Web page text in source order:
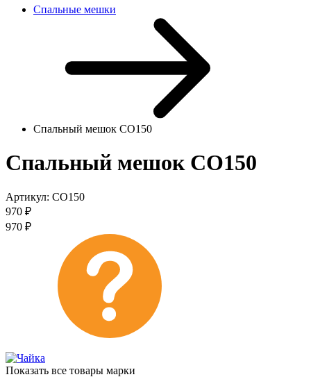
Спальные мешки
Спальный мешок СО150
Спальный мешок СО150
Артикул: СО150
970 ₽
970 ₽
Показать все товары марки